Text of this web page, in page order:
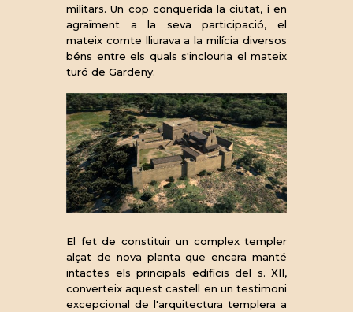
militars. Un cop conquerida la ciutat, i en
agraïment a la seva participació, el
mateix comte lliurava a la milícia diversos
béns entre els quals s'inclouria el mateix
turó de Gardeny.
El fet de constituir un complex templer
alçat de nova planta que encara manté
intactes els principals edificis del s. XII,
converteix aquest castell en un testimoni
excepcional de l'arquitectura templera a